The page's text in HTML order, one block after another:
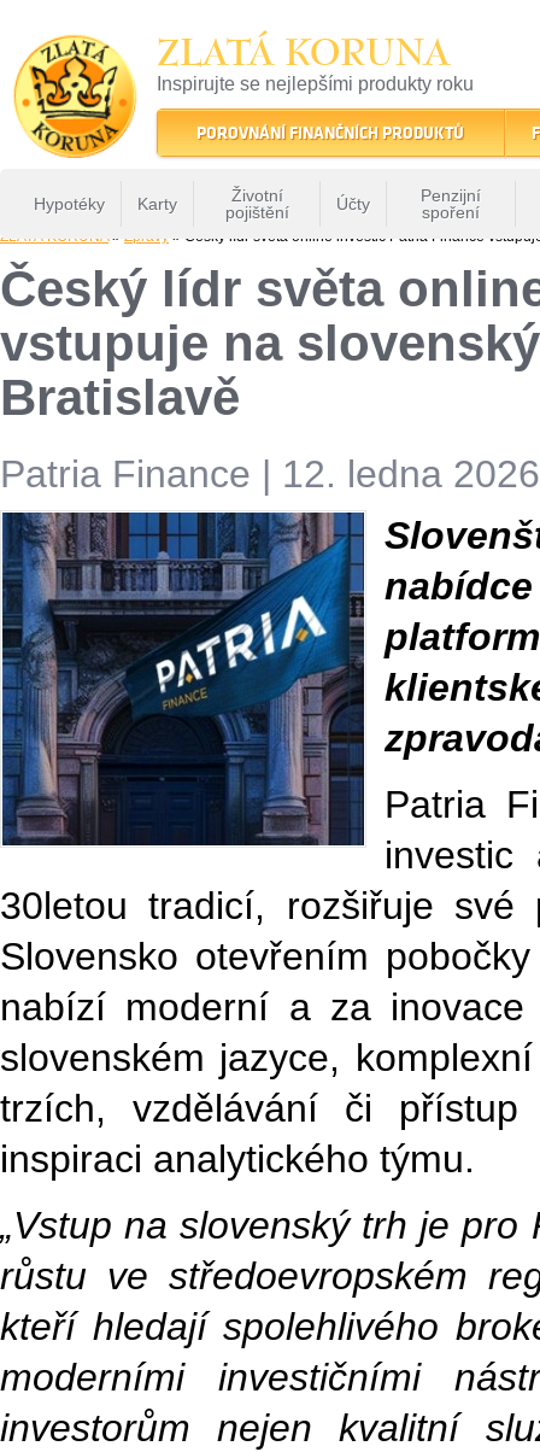
ZLATÁ KORUNA
Inspirujte se nejlepšími produkty roku
22 let tradice a kvality na finančním trhu
POROVNÁNÍ FINANČNÍCH PRODUKTŮ
Hypotéky Karty
Životní
pojištění
Účty
Penzijní
spoření
ZLATÁ KORUNA» Zprávy » Český lídr světa online investic Patria Finance
Český lídr světa
vstupuje na
Bratislavě
Patria Finance | 12. ledna
Patria
30letou tradicí, rozšiřuje
Slovensko otevřením
nabízí moderní a za
slovenském jazyce,
trzích, vzdělávání či přístup
inspiraci analytického týmu.
„Vstup na slovenský trh je
růstu ve středoevropském
kteří hledají spolehlivého
moderními investičními
investorům nejen kvalitní